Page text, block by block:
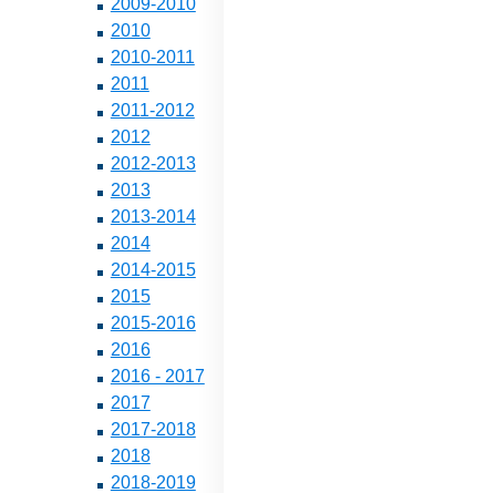
2009-2010
2010
2010-2011
2011
2011-2012
2012
2012-2013
2013
2013-2014
2014
2014-2015
2015
2015-2016
2016
2016 - 2017
2017
2017-2018
2018
2018-2019